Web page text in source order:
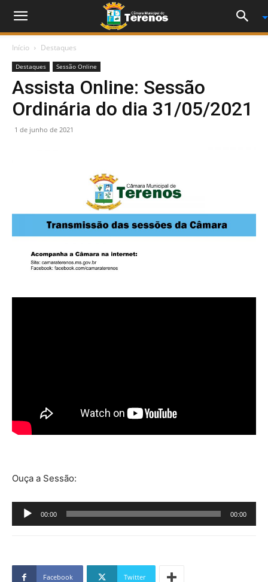
Início Destaques
Destaques Sessão Online
Assista Online: Sessão
Ordinária do dia 31/05/2021
1 de junho de 2021
Ouça a Sessão:
Tocador
de
00:00 00:00
Facebook Twitter